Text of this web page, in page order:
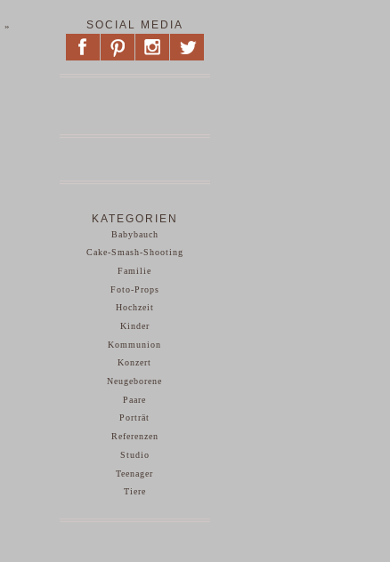
» SOCIAL MEDIA
KATEGORIEN
Babybauch
Cake-Smash-Shooting
Familie
Foto-Props
Hochzeit
Kinder
Kommunion
Konzert
Neugeborene
Paare
Porträt
Referenzen
Studio
Teenager
Tiere